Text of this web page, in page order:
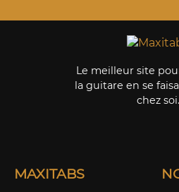
Le meilleur site
la guitare en se
chez soi.
MAXITABS